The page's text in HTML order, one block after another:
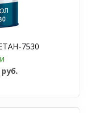
7530
руб.